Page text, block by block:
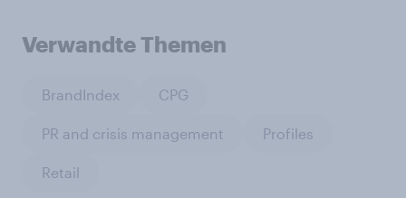
Verwandte Themen
BrandIndex CPG
PR and crisis management Profiles
Retail